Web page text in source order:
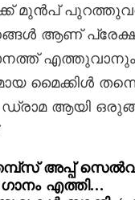
മുൻപ് പുറത്തുവന്ന
ആണ്
എത്തുവാനും
മൈക്കിൾ
ഡ്രാമ ആയി
അപ്പ്
ഗാനം എത്തി…